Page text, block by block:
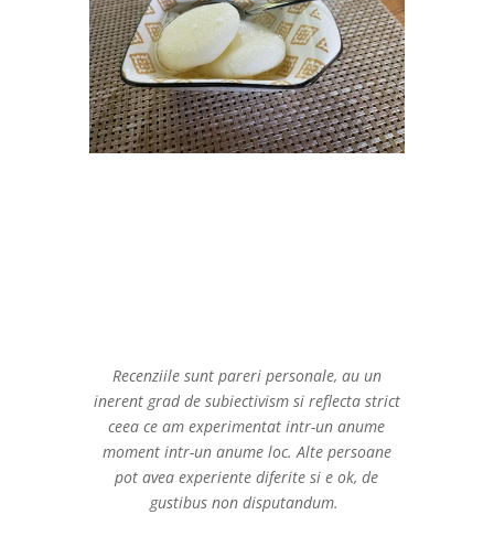
Recenziile sunt pareri personale, au un
inerent grad de subiectivism si reflecta strict
ceea ce am experimentat intr-un anume
moment intr-un anume loc. Alte persoane
pot avea experiente diferite si e ok, de
gustibus non disputandum.